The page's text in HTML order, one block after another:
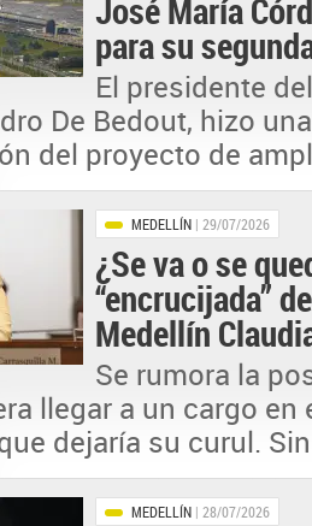
José María
para su
El presidente
De Bedout, hizo
del proyecto de
MEDELLÍN | 29/07/2026
¿Se va o se
“encrucijada”
Medellín
Se rumora la
llegar a un cargo en
dejaría su curul.
MEDELLÍN | 28/07/2026